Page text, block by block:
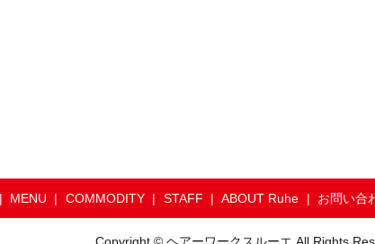
MENU COMMODITY STAFF ABOUT Ruhe お問い合